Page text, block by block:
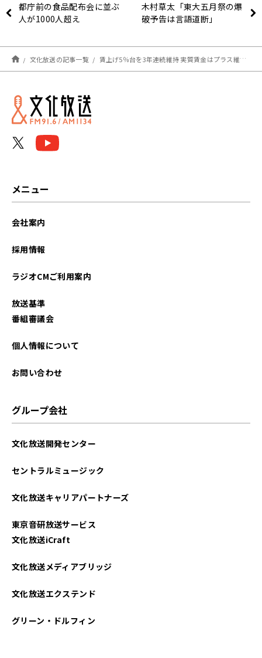
都庁前の食品配布会に並ぶ
人が1000人超え
木村草太「東大五月祭の爆
破予告は言語道断」
文化放送の記事一覧 賃上げ5％台を3年連続維持 実質賃金はプラス維持できるか
メニュー
会社案内
採用情報
ラジオCMご利用案内
放送基準
番組審議会
個人情報について
お問い合わせ
グループ会社
文化放送開発センター
セントラルミュージック
文化放送キャリアパートナーズ
東京音研放送サービス
文化放送iCraft
文化放送メディアブリッジ
文化放送エクステンド
グリーン・ドルフィン